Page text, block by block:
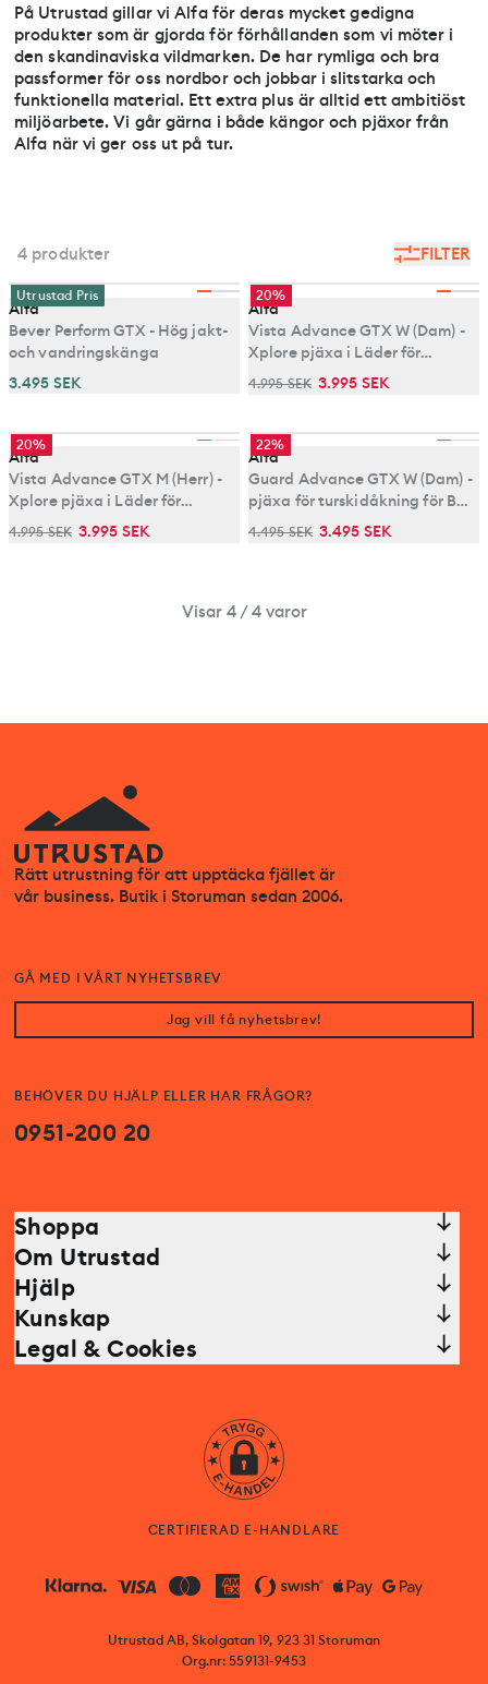
På Utrustad gillar vi Alfa för deras mycket gedigna
produkter som är gjorda för förhållanden som vi möter i
den skandinaviska vildmarken. De har rymliga och bra
passformer för oss nordbor och jobbar i slitstarka och
funktionella material. Ett extra plus är alltid ett ambitiöst
miljöarbete. Vi går gärna i både kängor och pjäxor från
Alfa när vi ger oss ut på tur.
FILTER
4 produkter
Utrustad Pris
Alfa
Bever Perform GTX - Hög jakt-
och vandringskänga
3.495 SEK
20%
Alfa
Vista Advance GTX W (Dam) -
Xplore pjäxa i Läder för
turskidåkning,
4.995 SEK 3.995 SEK
20%
Alfa
Vista Advance GTX M (Herr) -
Xplore pjäxa i Läder för
turskidåkning,
4.995 SEK 3.995 SEK
22%
Alfa
Guard Advance GTX W (Dam) -
pjäxa för turskidåkning för BC-
bindning
4.495 SEK 3.495 SEK
Visar 4 / 4 varor
Rätt utrustning för att upptäcka fjället är
vår business. Butik i Storuman sedan 2006.
BEHÖVER DU HJÄLP ELLER HAR FRÅGOR?
0951-200 20
GÅ MED I VÅRT NYHETSBREV
Jag vill få nyhetsbrev!
Shoppa
Om Utrustad
Hjälp
Kunskap
Legal & Cookies
CERTIFIERAD E-HANDLARE
Utrustad AB, Skolgatan 19, 923 31 Storuman
Org.nr: 559131-9453